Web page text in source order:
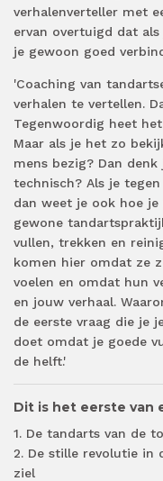
verhalenverteller met
ervan overtuigd dat
je gewoon goed
'Coaching van
verhalen te vertellen.
Tegenwoordig heet
Maar als je het zo
mens bezig? Dan
technisch? Als je tegen
dan weet je ook hoe je
gewone
vullen, trekken en
komen hier omdat ze
voelen en omdat hun
en jouw verhaal.
de eerste vraag die je
doet omdat je goede
de helft.'
Dit is het eerste van
1. De tandarts van de
2. De stille revolutie in
ziel